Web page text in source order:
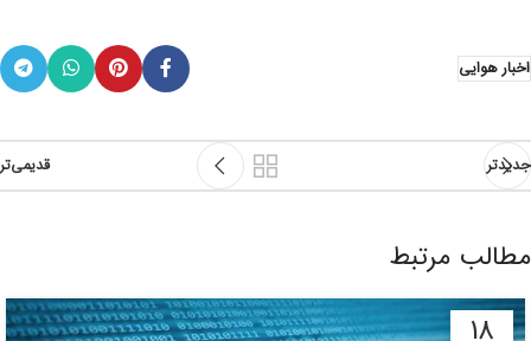
اخبار هوایی
جدیدتر قدیمی‌تر
مطالب مرتبط
18